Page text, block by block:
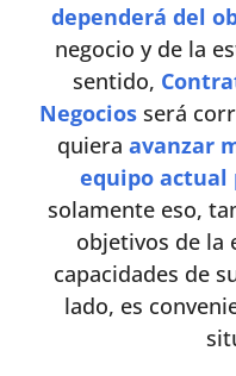
dependerá del
negocio y de la
sentido,
Negociosserá
quiera avanzar
equipo actual
solamente eso,
objetivos de la
capacidades de
lado, es